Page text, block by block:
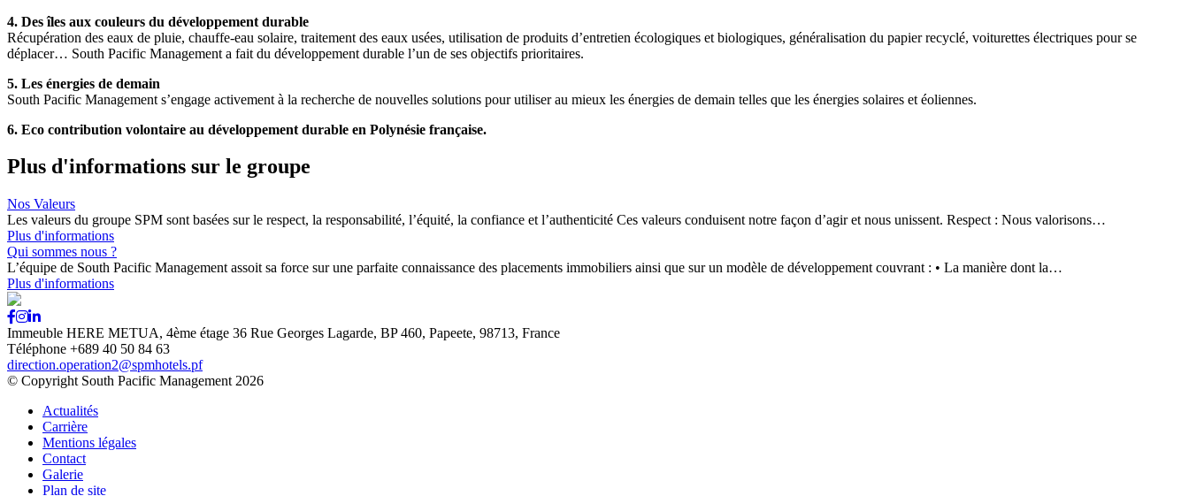
4. Des îles aux couleurs du développement durable
Récupération des eaux de pluie, chauffe-eau solaire, traitement des eaux usées, utilisation de produits d’entretien écologiques et biologiques, généralisation du papier recyclé, voiturettes électriques pour se
déplacer… South Pacific Management a fait du développement durable l’un de ses objectifs prioritaires.
5. Les énergies de demain
South Pacific Management s’engage activement à la recherche de nouvelles solutions pour utiliser au mieux les énergies de demain telles que les énergies solaires et éoliennes.
6. Eco contribution volontaire au développement durable en Polynésie française.
Plus d'informations sur le groupe
Nos Valeurs
Les valeurs du groupe SPM sont basées sur le respect, la responsabilité, l’équité, la confiance et l’authenticité Ces valeurs conduisent notre façon d’agir et nous unissent. Respect : Nous valorisons…
Plus d'informations
Qui sommes nous ?
L’équipe de South Pacific Management assoit sa force sur une parfaite connaissance des placements immobiliers ainsi que sur un modèle de développement couvrant : • La manière dont la…
Plus d'informations
Immeuble HERE METUA, 4ème étage 36 Rue Georges Lagarde, BP 460, Papeete, 98713, France
Téléphone +689 40 50 84 63
direction.operation2@spmhotels.pf
© Copyright South Pacific Management 2026
Actualités
Carrière
Mentions légales
Contact
Galerie
Plan de site